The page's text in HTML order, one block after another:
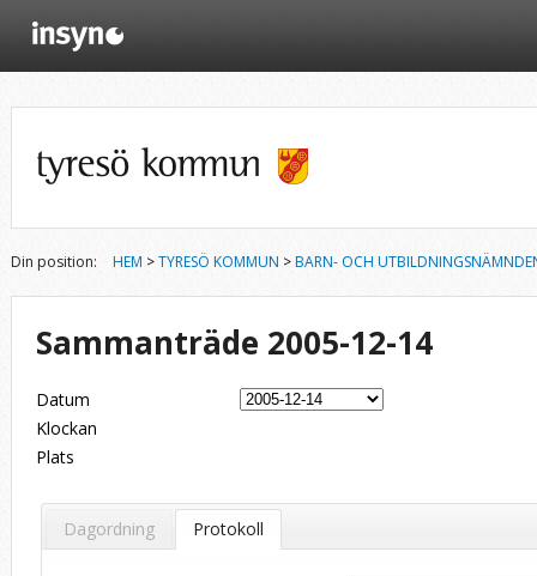
Din position: HEM >TYRESÖ KOMMUN >BARN- OCH
Sammanträde 2005-12-14
Datum
Klockan
Plats
Dagordning Protokoll